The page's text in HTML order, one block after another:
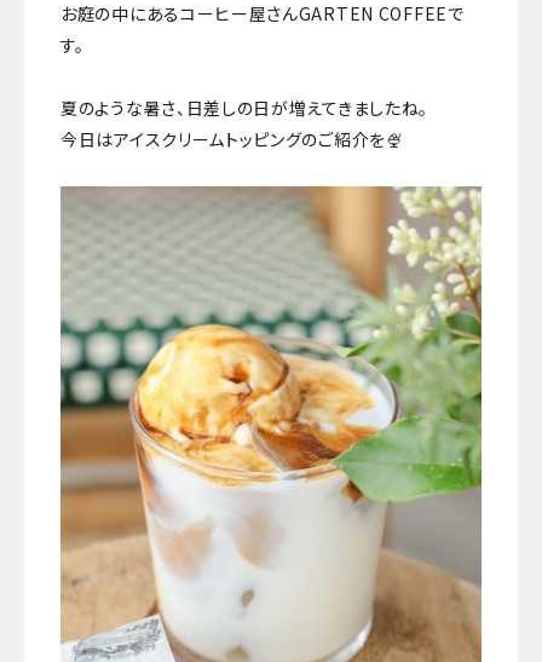
お庭の中にあるコーヒー屋さんGARTEN COFFEEで
す。
夏のような暑さ、日差しの日が増えてきましたね。
今日はアイスクリームトッピングのご紹介を🍨